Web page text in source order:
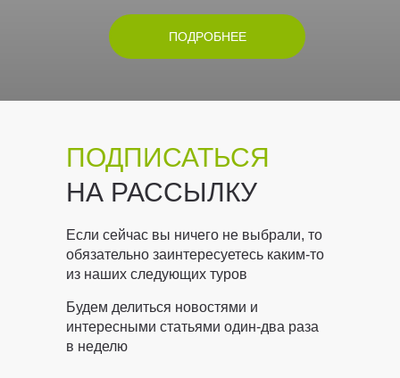
ПОДРОБНЕЕ
ПОДПИСАТЬСЯ
НА РАССЫЛКУ
Если сейчас вы ничего не выбрали, то
обязательно заинтересуетесь каким-то
из наших следующих туров
Будем делиться новостями и
интересными статьями один-два раза
в неделю